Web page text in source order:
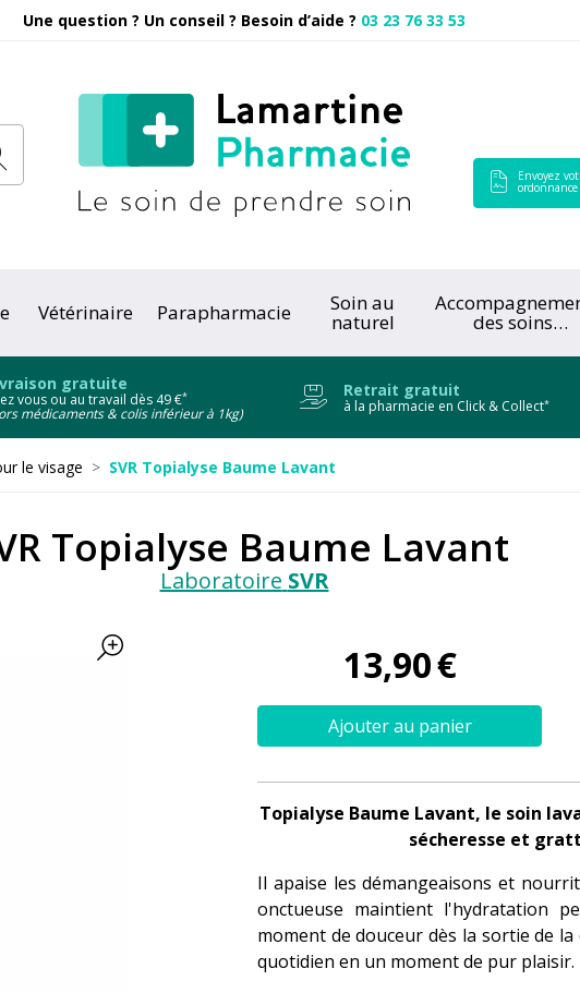
Une question ? Un conseil ? Besoin d’aide ? 03 23 76 33 53
Envoyez
ordonnance
Vétérinaire Parapharmacie Soin au
naturel des soins
gratuite
vous ou au travail dès 49 €*
médicaments & colis inférieur à 1kg)
Retrait gratuit
à la pharmacie en Click & Collect*
le visage SVR Topialyse Baume Lavant
Topialyse Baume Lavant
Laboratoire SVR
13,90€
Ajouter au panier
Topialyse Baume Lavant, le soin
sécheresse et
Il apaise les démangeaisons et
onctueuse maintient l'hydratation
moment de douceur dès la sortie de
quotidien en un moment de pur plaisir.